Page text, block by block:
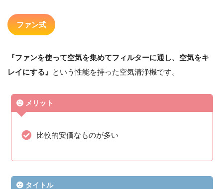
ファン式
『ファンを使って空気を集めてフィルターに通し、空気をキ
レイにする』 という性能を持った空気清浄機です。
メリット
比較的安価なものが多い
タイトル